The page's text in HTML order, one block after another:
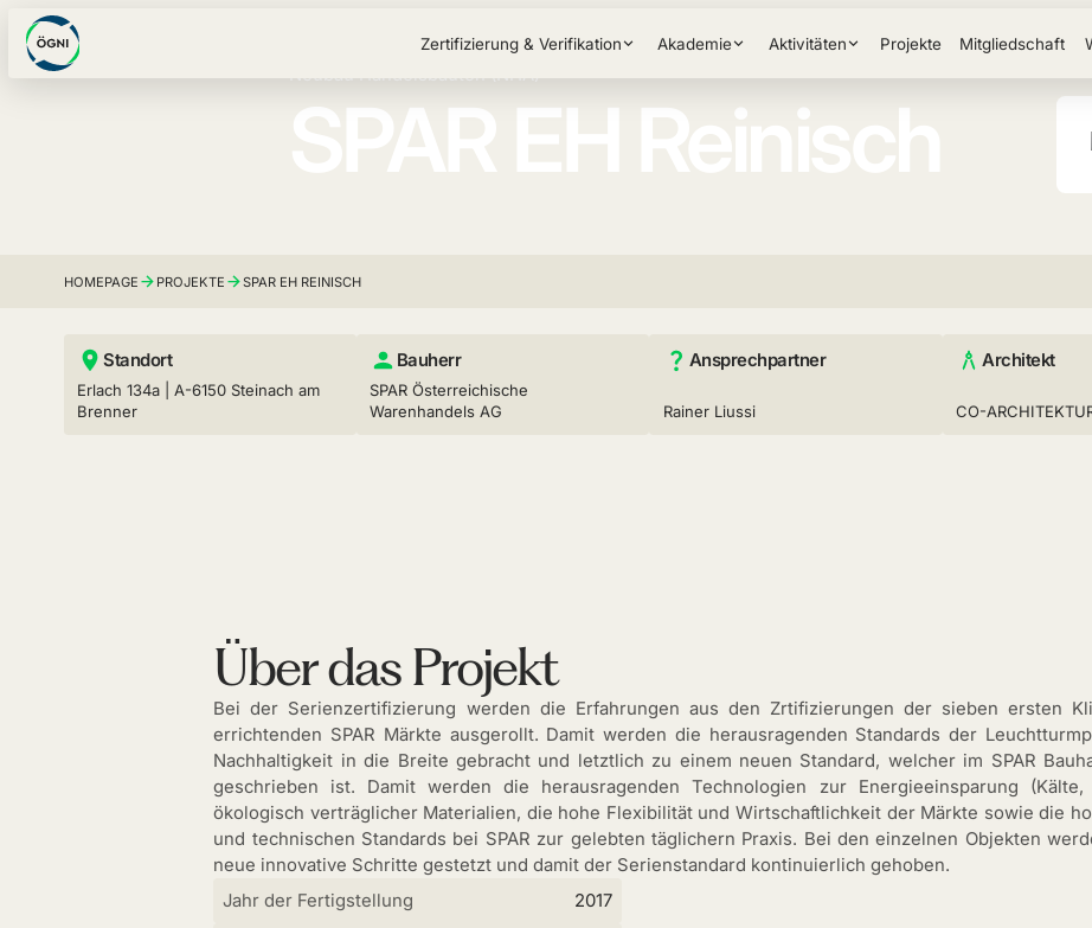
Zertifizierung & Verifikation Akademie Aktivitäten Projekte Mitgliedschaft
Neubau Handelsbauten (NHA)
SPAR EH Reinisch
HOMEPAGE PROJEKTE SPAR EH REINISCH
Standort
Erlach 134a | A-6150 Steinach am
Brenner
Bauherr
SPAR Österreichische
Warenhandels AG
Ansprechpartner
Rainer Liussi
Architekt
CO-
Über das Projekt
Bei der Serienzertifizierung werden die Erfahrungen aus den Zrtifizierungen der sieben ersten
errichtenden SPAR Märkte ausgerollt. Damit werden die herausragenden Standards der
Nachhaltigkeit in die Breite gebracht und letztlich zu einem neuen Standard, welcher im SPAR
geschrieben ist. Damit werden die herausragenden Technologien zur Energieeinsparung
ökologisch verträglicher Materialien, die hohe Flexibilität und Wirtschaftlichkeit der Märkte sowie die
und technischen Standards bei SPAR zur gelebten täglichern Praxis. Bei den einzelnen Objekten
neue innovative Schritte gestetzt und damit der Serienstandard kontinuierlich gehoben.
Jahr der Fertigstellung
2017